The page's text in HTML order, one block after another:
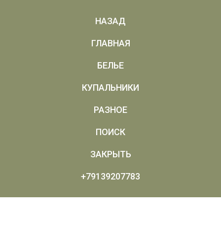
НАЗАД
ГЛАВНАЯ
БЕЛЬЕ
КУПАЛЬНИКИ
РАЗНОЕ
ПОИСК
ЗАКРЫТЬ
+79139207783